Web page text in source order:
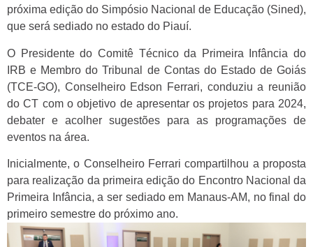
próxima edição do Simpósio Nacional de Educação (Sined),
que será sediado no estado do Piauí.
O Presidente do Comitê Técnico da Primeira Infância do
IRB e Membro do Tribunal de Contas do Estado de Goiás
(TCE-GO), Conselheiro Edson Ferrari, conduziu a reunião
do CT com o objetivo de apresentar os projetos para 2024,
debater e acolher sugestões para as programações de
eventos na área.
Inicialmente, o Conselheiro Ferrari compartilhou a proposta
para realização da primeira edição do Encontro Nacional da
Primeira Infância, a ser sediado em Manaus-AM, no final do
primeiro semestre do próximo ano.